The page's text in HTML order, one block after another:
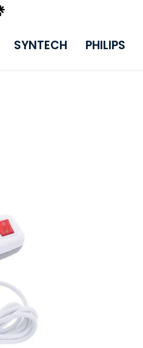
SYNTECH PHILIPS